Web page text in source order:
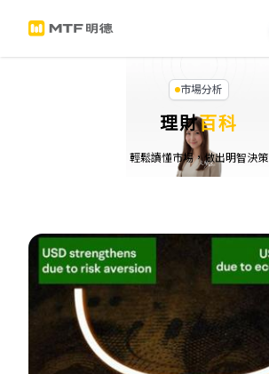
市場分析
理財百科
輕鬆讀懂市場，做出明智決策